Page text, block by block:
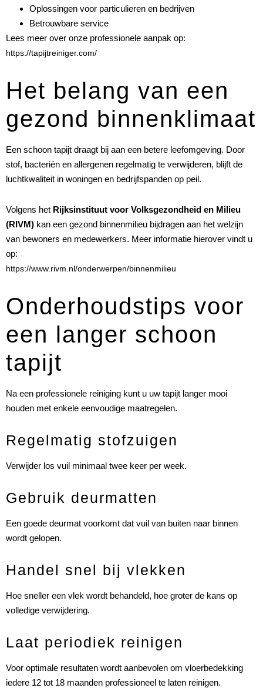
Oplossingen voor particulieren en bedrijven
Betrouwbare service
Lees meer over onze professionele aanpak op:
https://tapijtreiniger.com/
Het belang van een
gezond binnenklimaat
Een schoon tapijt draagt bij aan een betere leefomgeving. Door
stof, bacteriën en allergenen regelmatig te verwijderen, blijft de
luchtkwaliteit in woningen en bedrijfspanden op peil.
Volgens het Rijksinstituut voor Volksgezondheid en Milieu
(RIVM) kan een gezond binnenmilieu bijdragen aan het welzijn
van bewoners en medewerkers. Meer informatie hierover vindt u
op:
https://www.rivm.nl/onderwerpen/binnenmilieu
Onderhoudstips voor
een langer schoon
tapijt
Na een professionele reiniging kunt u uw tapijt langer mooi
houden met enkele eenvoudige maatregelen.
Regelmatig stofzuigen
Verwijder los vuil minimaal twee keer per week.
Gebruik deurmatten
Een goede deurmat voorkomt dat vuil van buiten naar binnen
wordt gelopen.
Handel snel bij vlekken
Hoe sneller een vlek wordt behandeld, hoe groter de kans op
volledige verwijdering.
Laat periodiek reinigen
Voor optimale resultaten wordt aanbevolen om vloerbedekking
iedere 12 tot 18 maanden professioneel te laten reinigen.